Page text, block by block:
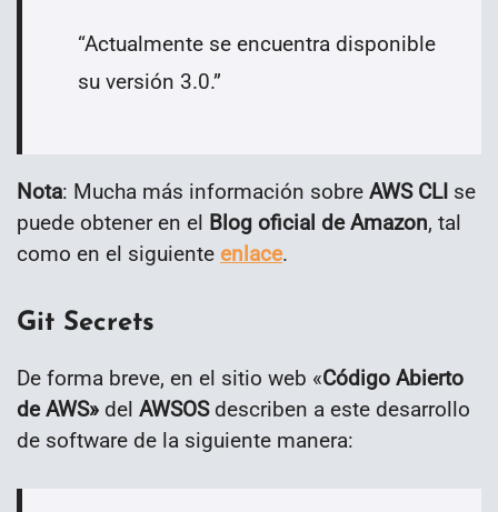
“Actualmente se encuentra disponible
su versión 3.0.”
Nota: Mucha más información sobre AWS CLI se
puede obtener en el Blog oficial de Amazon, tal
como en el siguiente enlace.
Git Secrets
De forma breve, en el sitio web «Código Abierto
de AWS» del AWSOSdescriben a este desarrollo
de software de la siguiente manera: